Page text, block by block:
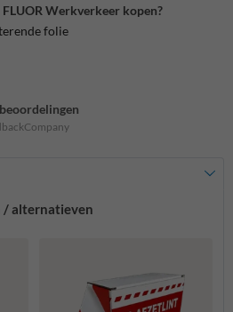
Werkverkeer kopen?
folie
/ alternatieven